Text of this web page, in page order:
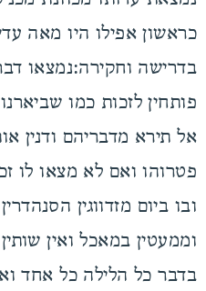
כראשון אפילו היו מאה
בדרישה וחקירה:נמצאו
פותחין לזכות כמו
אל תירא מדבריהם ודנין
פטרוהו ואם לא מצאו לו
ובו ביום מזדווגין
וממעטין במאכל ואין
בדבר כל הלילה כל אחד